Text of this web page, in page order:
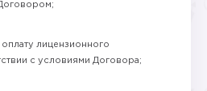
лицензионного
с условиями Договора;